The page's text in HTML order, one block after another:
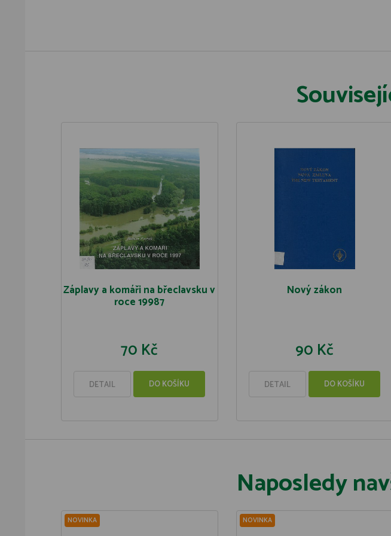
Záplavy a komáři na břeclavsku v
roce 19987
70 Kč
DETAIL DO KOŠÍKU
Nový zákon
90 Kč
DETAIL DO KOŠÍKU
Naposledy
NOVINKA NOVINKA